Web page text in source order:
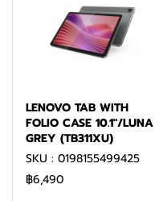
LENOVO TAB WITH
FOLIO CASE 10.1"/LUNA
GREY (TB311XU)
SKU : 0198155499425
฿6,490